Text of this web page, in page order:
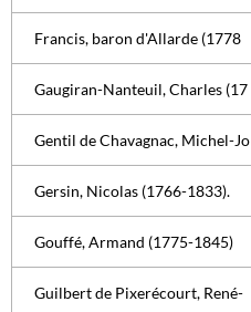
Francis, baron d'Allarde (1778
Gaugiran-Nanteuil, Charles (17
Gentil de Chavagnac, Michel-Jo
Gersin, Nicolas (1766-1833).
Gouffé, Armand (1775-1845)
Guilbert de Pixerécourt, René-